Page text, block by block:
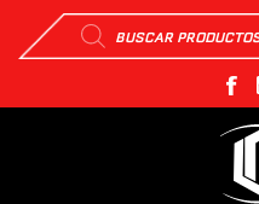
Búsqueda
de
productos